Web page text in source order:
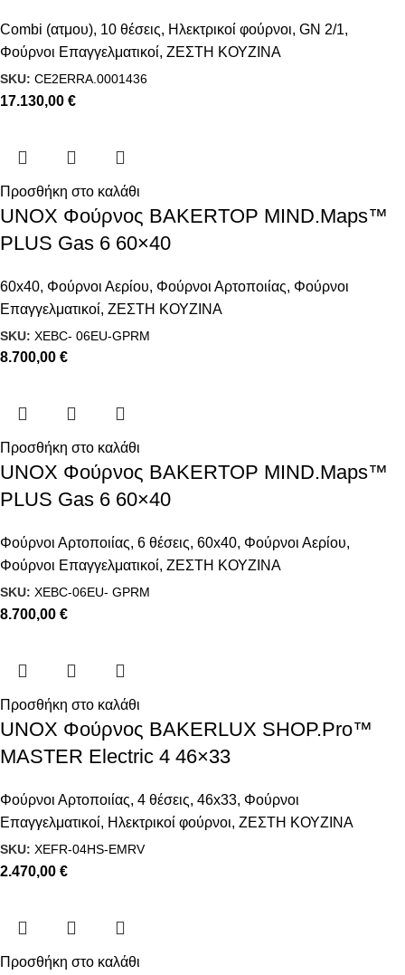
Combi (ατμου), 10 θέσεις, Ηλεκτρικοί φούρνοι, GN 2/1,
Φούρνοι Επαγγελματικοί, ΖΕΣΤΗ ΚΟΥΖΙΝΑ
SKU: CE2ERRA.0001436
17.130,00 €
Προσθήκη στο καλάθι
UNOX Φούρνος BAKERTOP MIND.Maps™
PLUS Gas 6 60×40
60x40, Φούρνοι Αερίου, Φούρνοι Αρτοποιίας, Φούρνοι
Επαγγελματικοί, ΖΕΣΤΗ ΚΟΥΖΙΝΑ
SKU: XEBC- 06EU-GPRM
8.700,00 €
Προσθήκη στο καλάθι
UNOX Φούρνος BAKERTOP MIND.Maps™
PLUS Gas 6 60×40
Φούρνοι Αρτοποιίας, 6 θέσεις, 60x40, Φούρνοι Αερίου,
Φούρνοι Επαγγελματικοί, ΖΕΣΤΗ ΚΟΥΖΙΝΑ
SKU: XEBC-06EU- GPRM
8.700,00 €
Προσθήκη στο καλάθι
UNOX Φούρνος BAKERLUX SHOP.Pro™
MASTER Electric 4 46×33
Φούρνοι Αρτοποιίας, 4 θέσεις, 46x33, Φούρνοι
Επαγγελματικοί, Ηλεκτρικοί φούρνοι, ΖΕΣΤΗ ΚΟΥΖΙΝΑ
SKU: XEFR-04HS-EMRV
2.470,00 €
Προσθήκη στο καλάθι